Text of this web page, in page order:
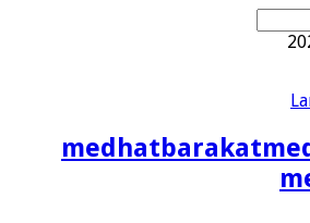
medhatbarakat